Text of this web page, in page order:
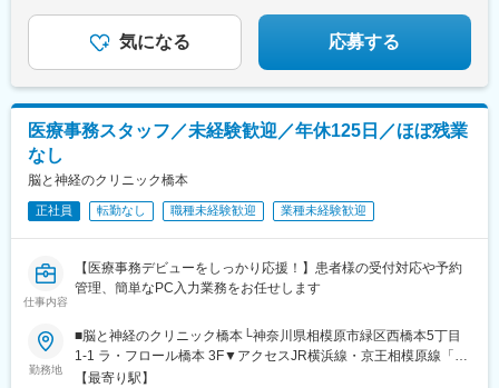
気になる 応募する
医療事務スタッフ／未経験歓迎／年休125日／ほぼ残業
なし
脳と神経のクリニック橋本
正社員 転勤なし 職種未経験歓迎 業種未経験歓迎
仕事内容
【医療事務デビューをしっかり応援！】患者様の受付対応や予約
管理、簡単なPC入力業務をお任せします
勤務地
■脳と神経のクリニック橋本└神奈川県相模原市緑区西橋本5丁目
1-1 ラ・フロール橋本 3F▼アクセスJR横浜線・京王相模原線「橋
本駅」徒歩10分
【最寄り駅】